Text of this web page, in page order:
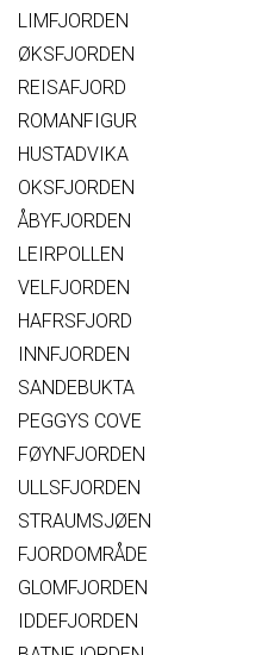
LIMFJORDEN
ØKSFJORDEN
REISAFJORD
ROMANFIGUR
HUSTADVIKA
OKSFJORDEN
ÅBYFJORDEN
LEIRPOLLEN
VELFJORDEN
HAFRSFJORD
INNFJORDEN
SANDEBUKTA
PEGGYS COVE
FØYNFJORDEN
ULLSFJORDEN
STRAUMSJØEN
FJORDOMRÅDE
GLOMFJORDEN
IDDEFJORDEN